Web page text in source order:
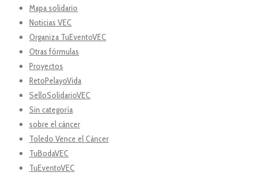
Mapa solidario
Noticias VEC
Organiza TuEventoVEC
Otras fórmulas
Proyectos
RetoPelayoVida
SelloSolidarioVEC
Sin categoría
sobre el cáncer
Toledo Vence el Cáncer
TuBodaVEC
TuEventoVEC